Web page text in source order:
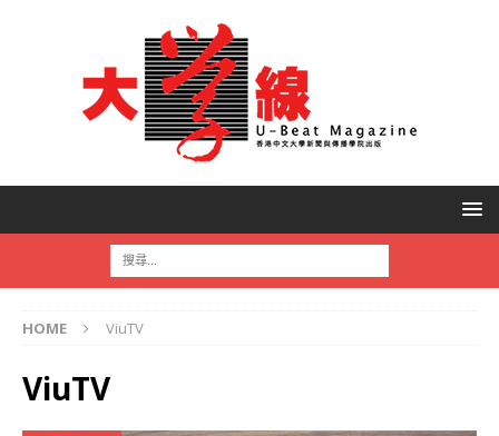
HOME ViuTV
ViuTV